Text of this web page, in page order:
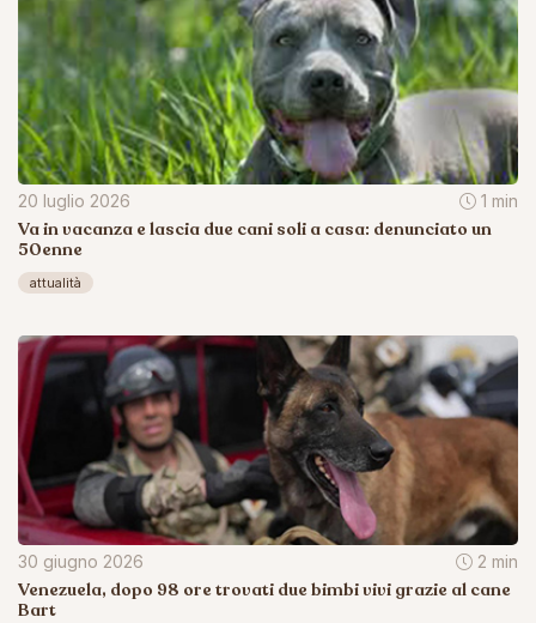
20 luglio 2026 1 min
Va in vacanza e lascia due cani soli a casa: denunciato un
50enne
attualità
30 giugno 2026 2 min
Venezuela, dopo 98 ore trovati due bimbi vivi grazie al cane
Bart